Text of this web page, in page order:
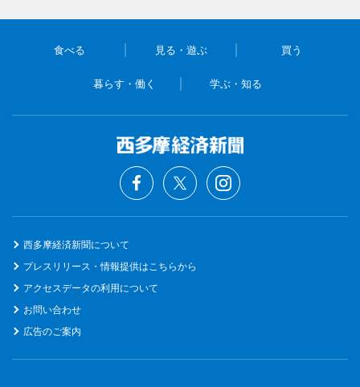
食べる 見る・遊ぶ 買う
暮らす・働く 学ぶ・知る
西多摩経済新聞について
プレスリリース・情報提供はこちらから
アクセスデータの利用について
お問い合わせ
広告のご案内